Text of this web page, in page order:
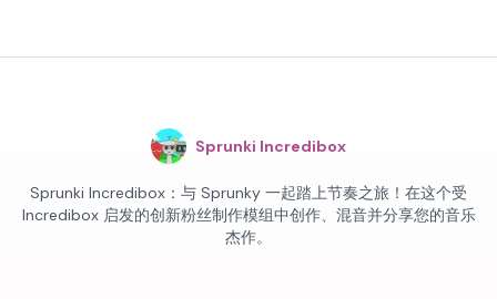
Sprunki Incredibox
Sprunki Incredibox：与 Sprunky 一起踏上节奏之旅！在这个受
Incredibox 启发的创新粉丝制作模组中创作、混音并分享您的音乐
杰作。